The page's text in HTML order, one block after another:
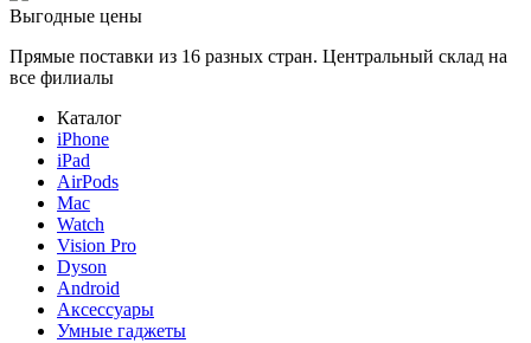
Выгодные цены
Прямые поставки из 16 разных стран. Центральный склад на
все филиалы
Каталог
iPhone
iPad
AirPods
Mac
Watch
Vision Pro
Dyson
Android
Аксессуары
Умные гаджеты